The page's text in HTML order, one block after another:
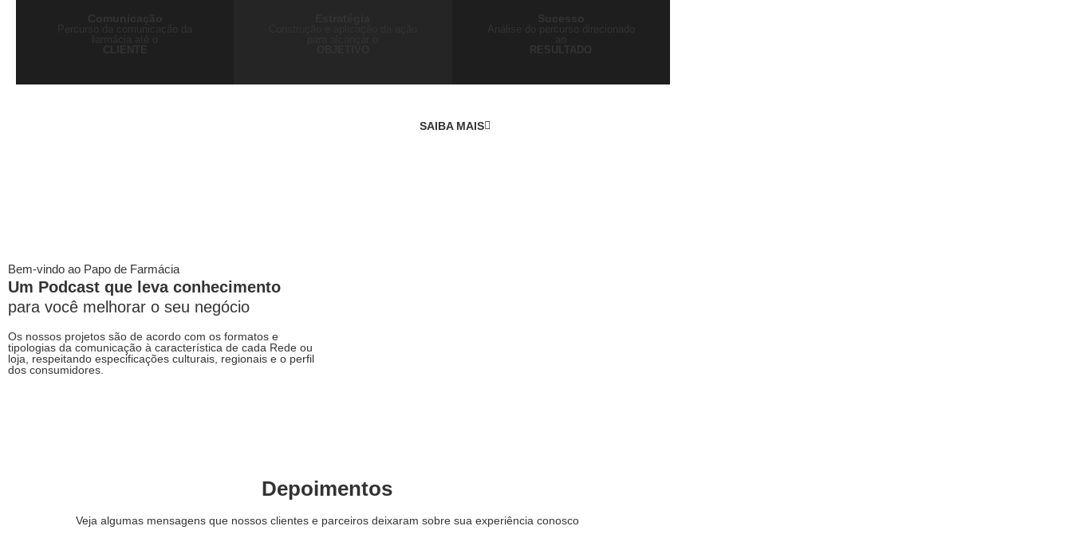
SAIBA MAIS
Bem-vindo ao Papo de Farmácia
Um Podcast que leva conhecimento
para você melhorar o seu negócio
Os nossos projetos são de acordo com os formatos e
tipologias da comunicação à característica de cada Rede ou
loja, respeitando especificações culturais, regionais e o perfil
dos consumidores.
Depoimentos
Veja algumas mensagens que nossos clientes e parceiros deixaram sobre sua experiência conosco